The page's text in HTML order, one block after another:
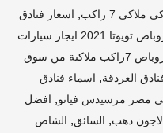
, اسعار فنادق
اسعار ميكروباص تويوتا 2021 ايجار سيارات
اسعارسيارة ميكروباص 7راكب ملاكىة من سوق
الغردقة, اسماء فنادق
في مصر مرسيدس فيانو, افضل
لاجون دهب, السائق, الشاص